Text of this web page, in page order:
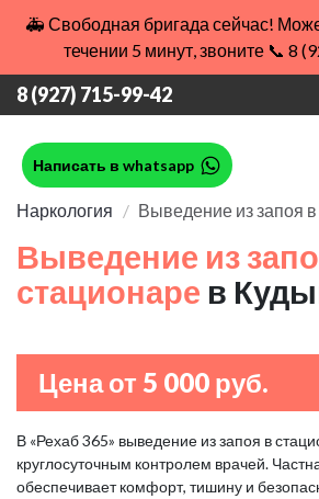
🚑 Свободная бригада сейчас!
течении 5 минут, звоните 📞 8
8 (927) 715-99-42
Написать в whatsapp
Наркология Выведение из запоя
Выведение из
стационаре в
Цена от 5 000 руб.
В «Рехаб 365» выведение из запоя в
круглосуточным контролем врачей.
обеспечивает комфорт, тишину и